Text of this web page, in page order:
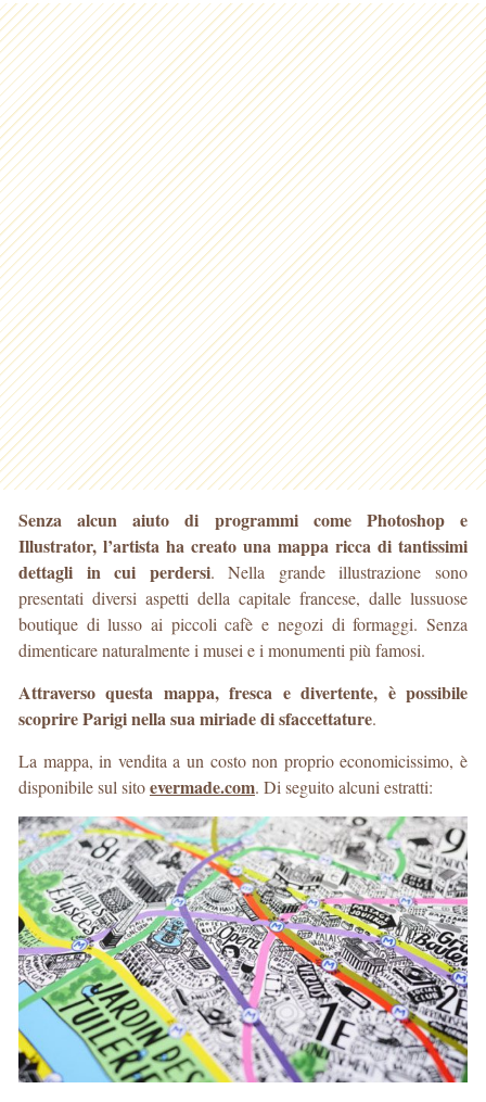
Senza alcun aiuto di programmi come Photoshop e
Illustrator, l’artista ha creato una mappa ricca di tantissimi
dettagli in cui perdersi. Nella grande illustrazione sono
presentati diversi aspetti della capitale francese, dalle lussuose
boutique di lusso ai piccoli cafè e negozi di formaggi. Senza
dimenticare naturalmente i musei e i monumenti più famosi.
Attraverso questa mappa, fresca e divertente, è possibile
scoprire Parigi nella sua miriade di sfaccettature.
La mappa, in vendita a un costo non proprio economicissimo, è
disponibile sul sitoevermade.com. Di seguito alcuni estratti: